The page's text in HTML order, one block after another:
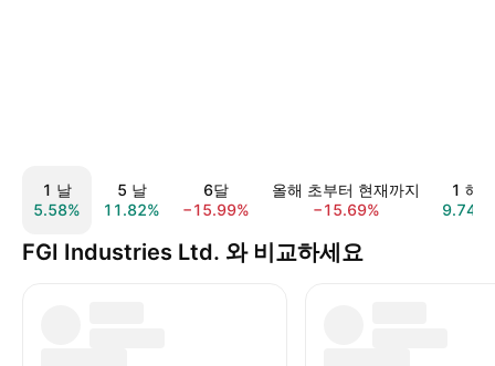
1 날
5.58%
5 날
11.82%
6달
−15.99%
올해 초부터 현재까지
−15.69%
1 해
9.74%
FGI Industries Ltd. 와 비교하세요